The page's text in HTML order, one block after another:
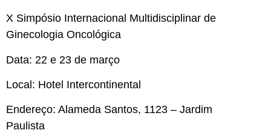
X Simpósio Internacional Multidisciplinar de
Ginecologia Oncológica
Data: 22 e 23 de março
Local: Hotel Intercontinental
Endereço: Alameda Santos, 1123 – Jardim
Paulista